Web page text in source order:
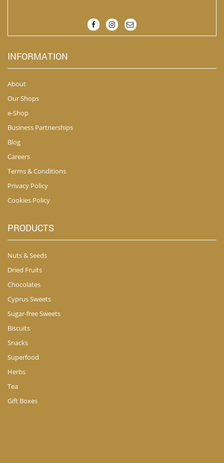
INFORMATION
About
Our Shops
e-Shop
Business Partnerships
Blog
Careers
Terms & Conditions
Privacy Policy
Cookies Policy
PRODUCTS
Nuts & Seeds
Dried Fruits
Chocolates
Cyprus Sweets
Sugar-free Sweets
Biscuits
Snacks
Superfood
Herbs
Tea
Gift Boxes